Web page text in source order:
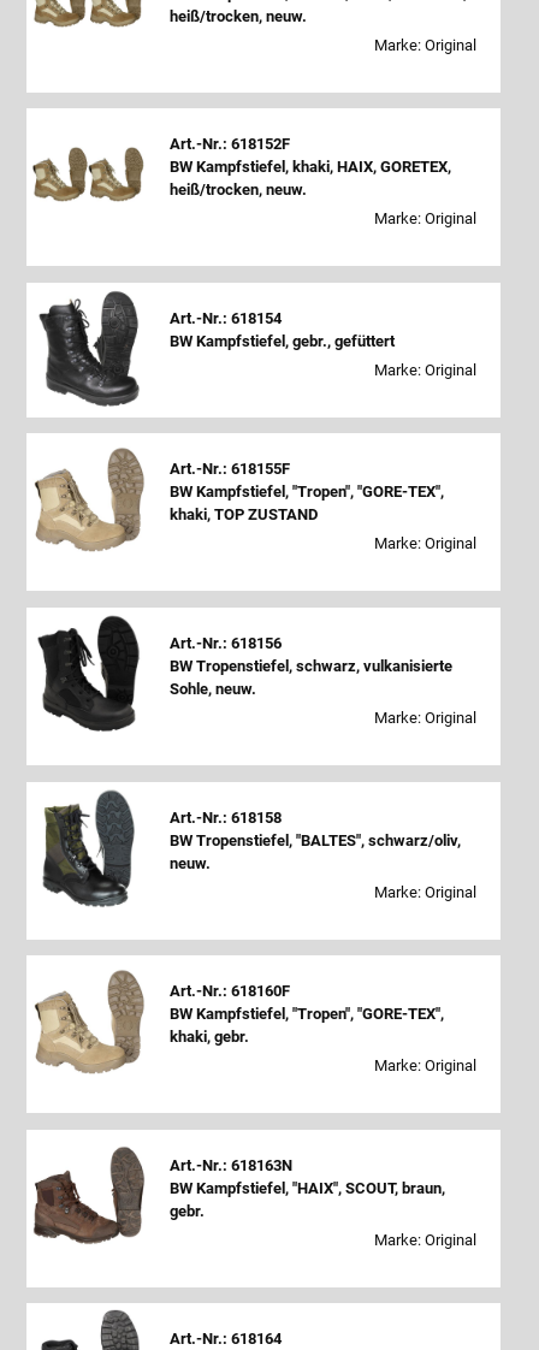
heiß/trocken, neuw.
Marke: Original
Art.-Nr.: 618152F
BW Kampfstiefel, khaki, HAIX, GORETEX,
heiß/trocken, neuw.
Marke: Original
Art.-Nr.: 618154
BW Kampfstiefel, gebr., gefüttert
Marke: Original
Art.-Nr.: 618155F
BW Kampfstiefel, "Tropen", "GORE-TEX",
khaki, TOP ZUSTAND
Marke: Original
Art.-Nr.: 618156
BW Tropenstiefel, schwarz, vulkanisierte
Sohle, neuw.
Marke: Original
Art.-Nr.: 618158
BW Tropenstiefel, "BALTES", schwarz/oliv,
neuw.
Marke: Original
Art.-Nr.: 618160F
BW Kampfstiefel, "Tropen", "GORE-TEX",
khaki, gebr.
Marke: Original
Art.-Nr.: 618163N
BW Kampfstiefel, "HAIX", SCOUT, braun,
gebr.
Marke: Original
Art.-Nr.: 618164